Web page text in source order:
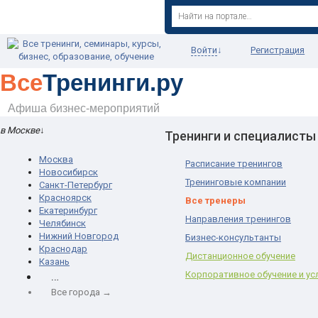
ВсеТренинги.ру
Афиша бизнес-мероприятий
в Москве↓
Москва
Новосибирск
Санкт-Петербург
Красноярск
Екатеринбург
Челябинск
Нижний Новгород
Краснодар
Казань
…
Все города →
Войти ↓ Регистрация
Тренинги и специалисты
Расписание тренингов
Тренинговые компании
Все тренеры
Направления тренингов
Бизнес-консультанты
Дистанционное обучение
Корпоративное обучение и